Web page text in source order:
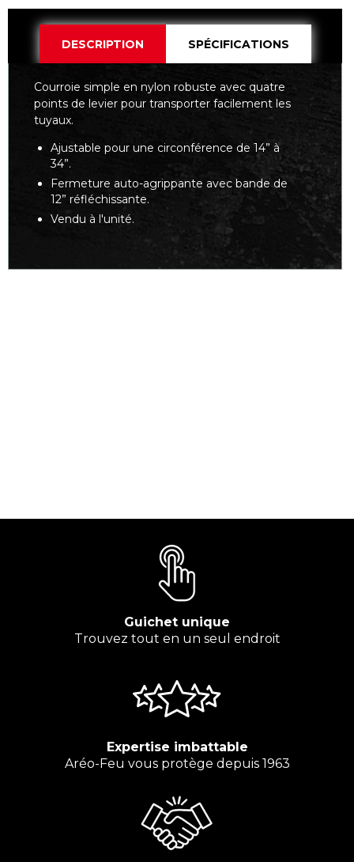
DESCRIPTION SPÉCIFICATIONS
Courroie simple en nylon robuste avec quatre
points de levier pour transporter facilement les
tuyaux.
Ajustable pour une circonférence de 14” à
34”.
Fermeture auto-agrippante avec bande de
12” réfléchissante.
Vendu à l'unité.
Guichet unique
Trouvez tout en un seul endroit
Expertise imbattable
Aréo-Feu vous protège depuis 1963